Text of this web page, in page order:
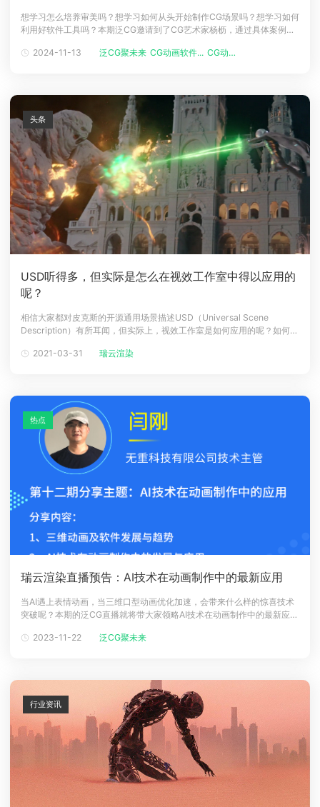
想学习怎么培养审美吗？想学习如何从头开始制作CG场景吗？想学习如何
利用好软件工具吗？本期泛CG邀请到了CG艺术家杨枥，通过具体案例来
师，AboutCG讲师目前居住深圳，CG爱好者，职业是场景制作，同时也
2024-11-13 泛CG聚未来 CG动画软件... CG动画电影
USD听得多，但实际是怎么在视效工作室中得以应用的
呢？
相信大家都对皮克斯的开源通用场景描述USD（Universal Scene
Description）有所耳闻，但实际上，视效工作室是如何应用的呢？如何在
Pictures可谓是USD使用者里面的表表者，率先使用USD，制作各种精美
2021-03-31 瑞云渲染
头条
瑞云渲染直播预告：AI技术在动画制作中的最新应用
当AI遇上表情动画，当三维口型动画优化加速，会带来什么样的惊喜技术
突破呢？本期的泛CG直播就将带大家领略AI技术在动画制作中的最新应
触学习Maya和三维动画。2005年开始进入三维动画行业。曾经参与翻译
2023-11-22 泛CG聚未来
热点
行业资讯